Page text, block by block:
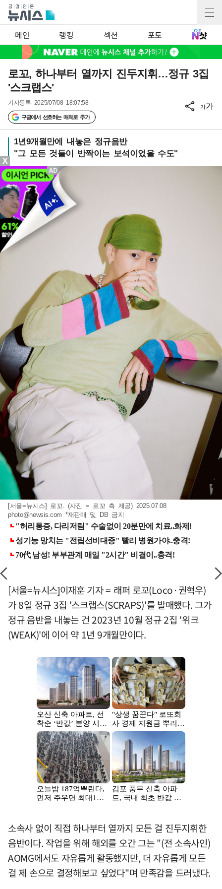
메인 랭킹 섹션 포토
로꼬, 하나부터 열까지 진두지휘…정규 3집
'스크랩스'
기사등록 2025/07/08 18:07:58
구글에서 선호하는 매체로 추가
가가
1년9개월만에 내놓은 정규음반
"그 모든 것들이 반짝이는 보석이었을 수도"
[서울=뉴시스] 로꼬. (사진 = 로꼬 측 제공) 2025.07.08
photo@newsis.com *재판매 및 DB 금지
[서울=뉴시스]이재훈 기자 = 래퍼 로꼬(Loco·권혁우)
가 8일 정규 3집 '스크랩스(SCRAPS)'를 발매했다. 그가
정규 음반을 내놓는 건 2023년 10월 정규 2집 '위크
(WEAK)'에 이어 약 1년 9개월만이다.
소속사 없이 직접 하나부터 열까지 모든 걸 진두지휘한
음반이다. 작업을 위해 해외를 오간 그는 "(전 소속사인)
AOMG에서도 자유롭게 활동했지만, 더 자유롭게 모든
걸 제 손으로 결정해보고 싶었다"며 만족감을 드러냈다.
X